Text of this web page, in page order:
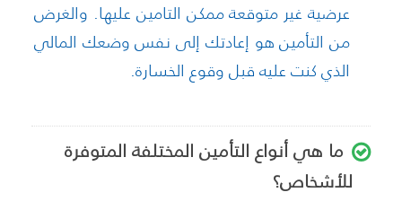
عرضية غير متوقعة ممكن التامين عليها. والغرض
من التأمين هو إعادتك إلى نفس وضعك المالي
الذي كنت عليه قبل وقوع الخسارة.
ما هي أنواع التأمين المختلفة المتوفرة
للأشخاص؟